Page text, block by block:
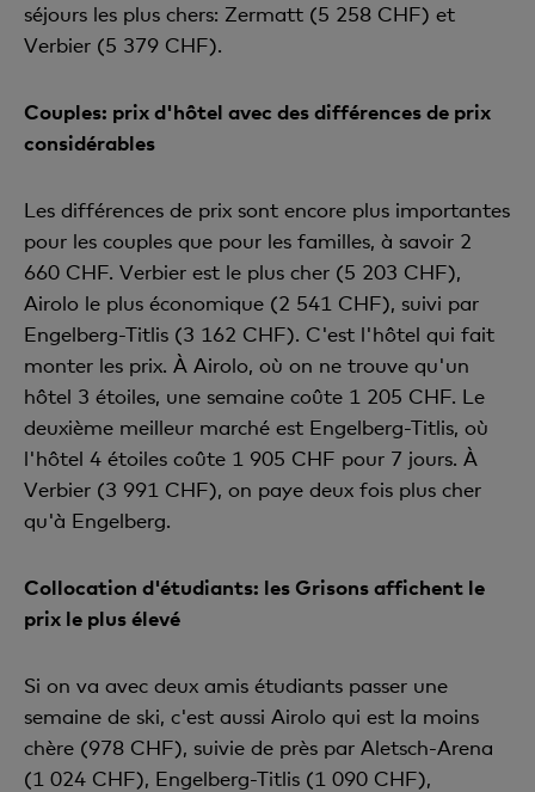
séjours les plus chers: Zermatt (5 258 CHF) et
Verbier (5 379 CHF).
Couples: prix d'hôtel avec des différences de prix
considérables
Les différences de prix sont encore plus importantes
pour les couples que pour les familles, à savoir 2
660 CHF. Verbier est le plus cher (5 203 CHF),
Airolo le plus économique (2 541 CHF), suivi par
Engelberg-Titlis (3 162 CHF). C'est l'hôtel qui fait
monter les prix. À Airolo, où on ne trouve qu'un
hôtel 3 étoiles, une semaine coûte 1 205 CHF. Le
deuxième meilleur marché est Engelberg-Titlis, où
l'hôtel 4 étoiles coûte 1 905 CHF pour 7 jours. À
Verbier (3 991 CHF), on paye deux fois plus cher
qu'à Engelberg.
Collocation d'étudiants: les Grisons affichent le
prix le plus élevé
Si on va avec deux amis étudiants passer une
semaine de ski, c'est aussi Airolo qui est la moins
chère (978 CHF), suivie de près par Aletsch-Arena
(1 024 CHF), Engelberg-Titlis (1 090 CHF),